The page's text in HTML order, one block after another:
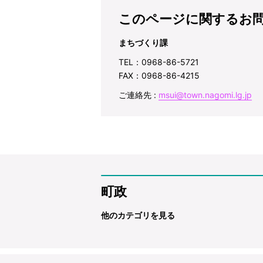
このページに関するお
まちづくり課
TEL：0968-86-5721
FAX：0968-86-4215
ご連絡先 : msui@town.nagomi.lg.jp
町政
他のカテゴリを見る